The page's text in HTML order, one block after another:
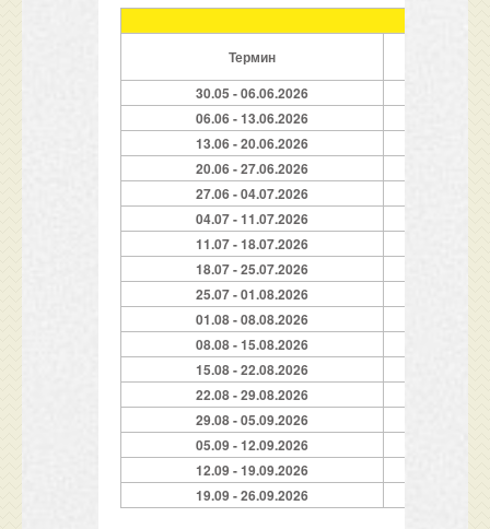
Термин
30.05 - 06.06.2026
06.06 - 13.06.2026
13.06 - 20.06.2026
20.06 - 27.06.2026
27.06 - 04.07.2026
04.07 - 11.07.2026
11.07 - 18.07.2026
18.07 - 25.07.2026
25.07 - 01.08.2026
01.08 - 08.08.2026
08.08 - 15.08.2026
15.08 - 22.08.2026
22.08 - 29.08.2026
29.08 - 05.09.2026
05.09 - 12.09.2026
12.09 - 19.09.2026
19.09 - 26.09.2026